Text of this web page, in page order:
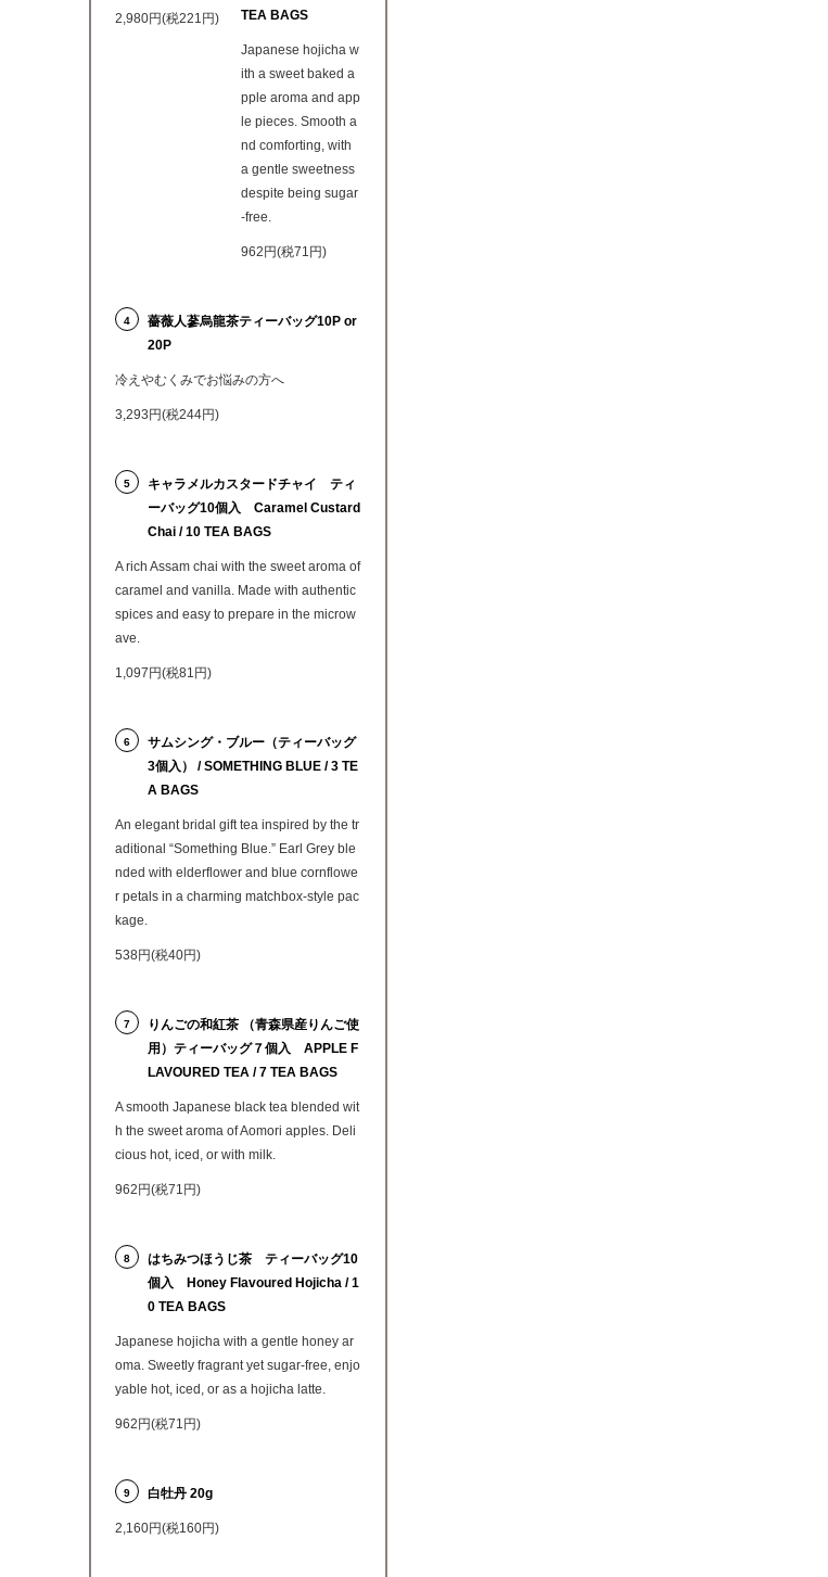
2,980円(税221円)
TEA BAGS
Japanese hojicha w
ith a sweet baked a
pple aroma and app
le pieces. Smooth a
nd comforting, with
a gentle sweetness
despite being sugar
-free.
962円(税71円)
4
薔薇人蔘烏龍茶ティーバッグ10P or
20P
冷えやむくみでお悩みの方へ
3,293円(税244円)
5
キャラメルカスタードチャイ ティ
ーバッグ10個入 Caramel Custard
Chai / 10 TEA BAGS
A rich Assam chai with the sweet aroma of
caramel and vanilla. Made with authentic
spices and easy to prepare in the microw
ave.
1,097円(税81円)
6
サムシング・ブルー（ティーバッグ
3個入） / SOMETHING BLUE / 3 TE
A BAGS
An elegant bridal gift tea inspired by the tr
aditional “Something Blue.” Earl Grey ble
nded with elderflower and blue cornflowe
r petals in a charming matchbox-style pac
kage.
538円(税40円)
7
りんごの和紅茶 （青森県産りんご使
用）ティーバッグ７個入 APPLE F
LAVOURED TEA / 7 TEA BAGS
A smooth Japanese black tea blended wit
h the sweet aroma of Aomori apples. Deli
cious hot, iced, or with milk.
962円(税71円)
8
はちみつほうじ茶 ティーバッグ10
個入 Honey Flavoured Hojicha / 1
0 TEA BAGS
Japanese hojicha with a gentle honey ar
oma. Sweetly fragrant yet sugar-free, enjo
yable hot, iced, or as a hojicha latte.
962円(税71円)
9 白牡丹 20g
2,160円(税160円)